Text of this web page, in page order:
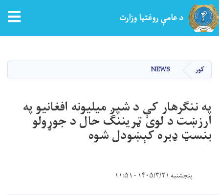
د عامې روغتیا وزارت
کور NEWS
په ننګرهار کې د شپږ میلیونه افغانیو په
ارزښت د لوی ټریننګ حال د جوړولو
بنسټ ډبره کېښودل شوه
پنجشنبه ۱۴۰۵/۳/۲۱ - ۱۱:۵۱